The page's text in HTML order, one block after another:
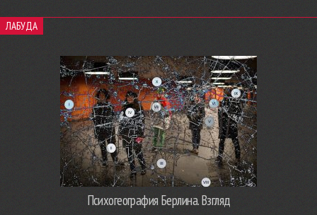
ЛАБУДА
Психогеография Берлина. Взгляд